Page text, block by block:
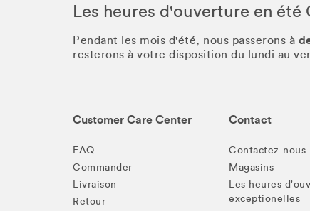
Les heures d'ouverture en été
Pendant les mois d'été, nous passerons à
resterons à votre disposition du lundi au
Customer Care Center
FAQ
Commander
Livraison
Retour
Contact
Contactez-nous
Magasins
Les heures
exceptionelles